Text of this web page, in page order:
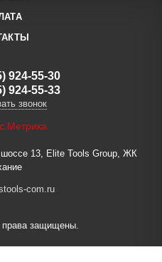
924-55-30
924-55-33
звонок
13, Elite Tools Group, ЖК
com.ru
защищены.